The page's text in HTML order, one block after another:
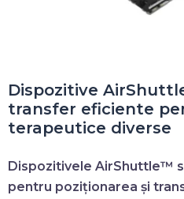
Dispozitive
transfer eficiente
terapeutice diverse
Dispozitivele AirShuttle™
pentru poziționarea și